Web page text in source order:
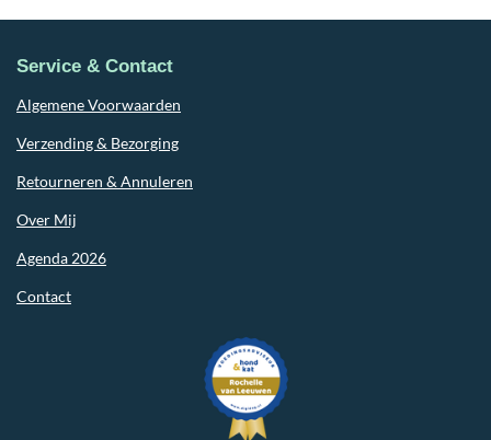
Service & Contact
Algemene Voorwaarden
Verzending & Bezorging
Retourneren & Annuleren
Over Mij
Agenda 2026
Contact